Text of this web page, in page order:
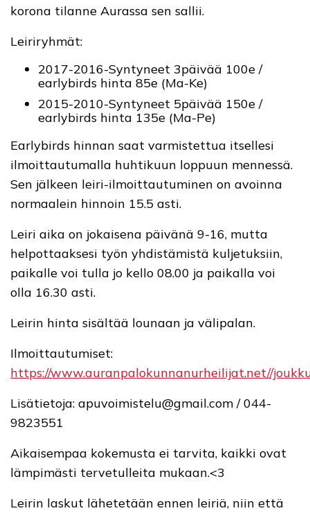
korona tilanne Aurassa sen sallii.
Leiriryhmät:
2017-2016-Syntyneet 3päivää 100e /
earlybirds hinta 85e (Ma-Ke)
2015-2010-Syntyneet 5päivää 150e /
earlybirds hinta 135e (Ma-Pe)
Earlybirds hinnan saat varmistettua itsellesi
ilmoittautumalla huhtikuun loppuun mennessä.
Sen jälkeen leiri-ilmoittautuminen on avoinna
normaalein hinnoin 15.5 asti.
Leiri aika on jokaisena päivänä 9-16, mutta
helpottaaksesi työn yhdistämistä kuljetuksiin,
paikalle voi tulla jo kello 08.00 ja paikalla voi
olla 16.30 asti.
Leirin hinta sisältää lounaan ja välipalan.
Ilmoittautumiset:
https://www.auranpalokunnanurheilijat.net//
Lisätietoja: apuvoimistelu@gmail.com / 044-
9823551
Aikaisempaa kokemusta ei tarvita, kaikki ovat
lämpimästi tervetulleita mukaan.<3
Leirin laskut lähetetään ennen leiriä, niin että